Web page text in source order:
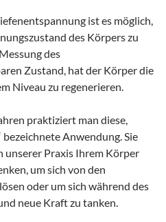
ist es möglich,
des Körpers zu
des
Zustand, hat der Körper die
Niveau zu regenerieren.
praktiziert man diese,
bezeichnete Anwendung. Sie
unserer Praxis Ihrem Körper
um sich von den
oder um sich während des
neue Kraft zu tanken.